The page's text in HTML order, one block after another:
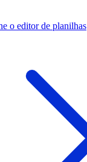
o editor de planilhas